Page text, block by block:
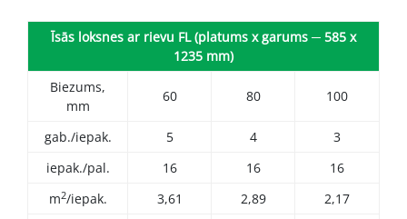
Īsās loksnes ar rievu FL (platums x garums ─ 585 x
1235 mm)
Biezums,
mm
60 80 100
gab./iepak. 5 4
3
iepak./pal.
16 16
16
m2/iepak. 3,61 2,89
2,17